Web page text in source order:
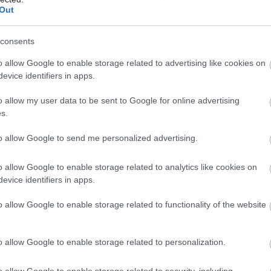
allow Google to enable storage related to advertising like cookies on
identifiers in apps.
allow my user data to be sent to Google for online advertising
allow Google to send me personalized advertising.
allow Google to enable storage related to analytics like cookies on
identifiers in apps.
allow Google to enable storage related to functionality of the website
allow Google to enable storage related to personalization.
aspoň trocha pootvorené aj v prípade,
samy. Vždy by ste na ne mali vidieť
by mali mať kryty alebo byť v zatvorenej
alebo iná protišmyková podložka. Je
uzavrieť, aby ste predišli potope, ak
detskej izby: Nechať deti
oko, nebojte sa pestrofarebných
Môj dom Špeciál 02/2026